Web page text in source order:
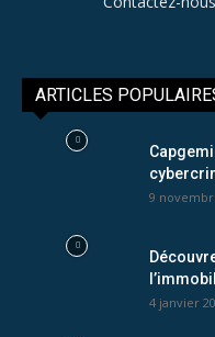
ARTICLES
9
4 janvier